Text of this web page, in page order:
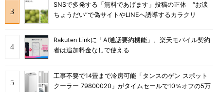
SNSで多発する「無料であげます」投稿の正体 “お涙
ちょうだい”で偽サイトやLINEへ誘導するカラクリ
Rakuten Linkに「AI通話要約機能」、楽天モバイル契約
者は追加料金なしで使える
工事不要で14畳まで冷房可能「タンスのゲン スポット
クーラー 79800020」がタイムセールで10％オフの5万